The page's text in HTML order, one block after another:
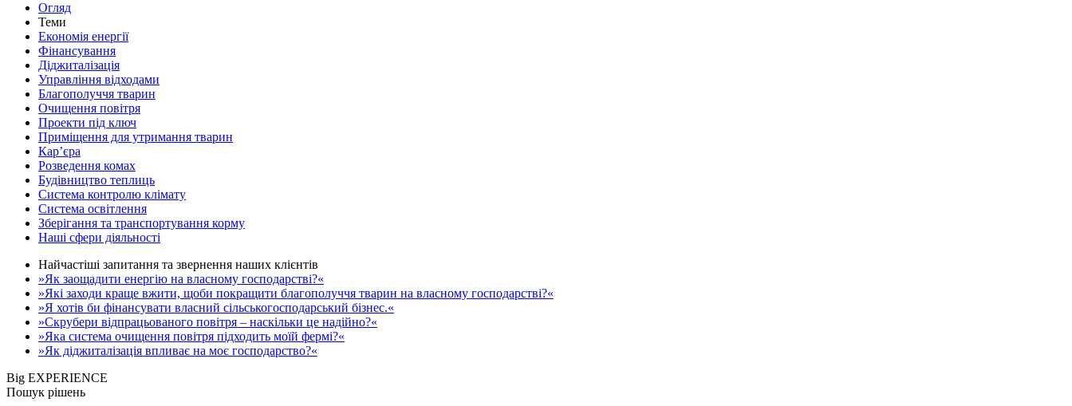
Огляд
Теми
Економія енергії
Фінансування
Діджиталізація
Управління відходами
Благополуччя тварин
Очищення повітря
Проекти під ключ
Приміщення для утримання тварин
Кар’єра
Розведення комах
Будівництво теплиць
Система контролю клімату
Система освітлення
Зберігання та транспортування корму
Наші сфери діяльності
Найчастіші запитання та звернення наших клієнтів
»Як заощадити енергію на власному господарстві?«
»Які заходи краще вжити, щоби покращити благополуччя тварин на власному господарстві?«
»Я хотів би фінансувати власний сільськогосподарський бізнес.«
»Скрубери відпрацьованого повітря – наскільки це надійно?«
»Яка система очищення повітря підходить моїй фермі?«
»Як діджиталізація впливає на моє господарство?«
Big EXPERIENCE
Пошук рішень